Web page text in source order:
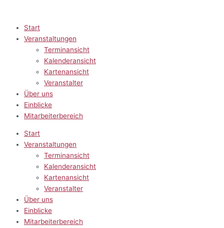
springenStart
Veranstaltungen
Terminansicht
Kalenderansicht
Kartenansicht
Veranstalter
Über uns
Einblicke
Mitarbeiterbereich
Start
Veranstaltungen
Terminansicht
Kalenderansicht
Kartenansicht
Veranstalter
Über uns
Einblicke
Mitarbeiterbereich